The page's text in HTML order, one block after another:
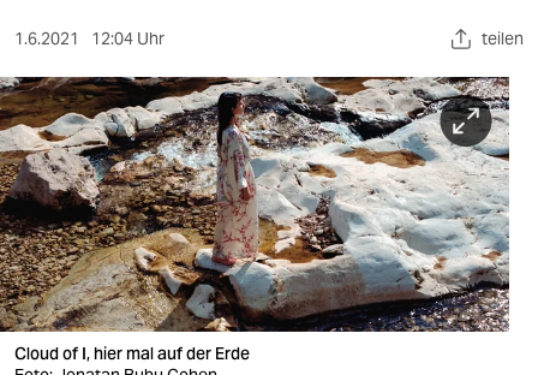
sport
berlin
nord
wahrheit
verlag
verlag
1.6.2021 12:04 Uhr teilen
Cloud of I, hier mal auf der Erde